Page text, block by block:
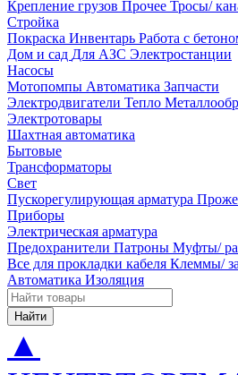
Крепление грузов Прочее Тросы/
Стройка
Покраска Инвентарь Работа с
Дом и сад Для АЗС Электростанции
Насосы
Мотопомпы Автоматика Запчасти
Электродвигатели Тепло
Электротовары
Шахтная автоматика
Бытовые
Трансформаторы
Свет
Пускорегулирующая арматура
Приборы
Электрическая арматура
Предохранители Патроны Муфты/
Все для прокладки кабеля Клеммы/
Автоматика Изоляция
Найти
▲